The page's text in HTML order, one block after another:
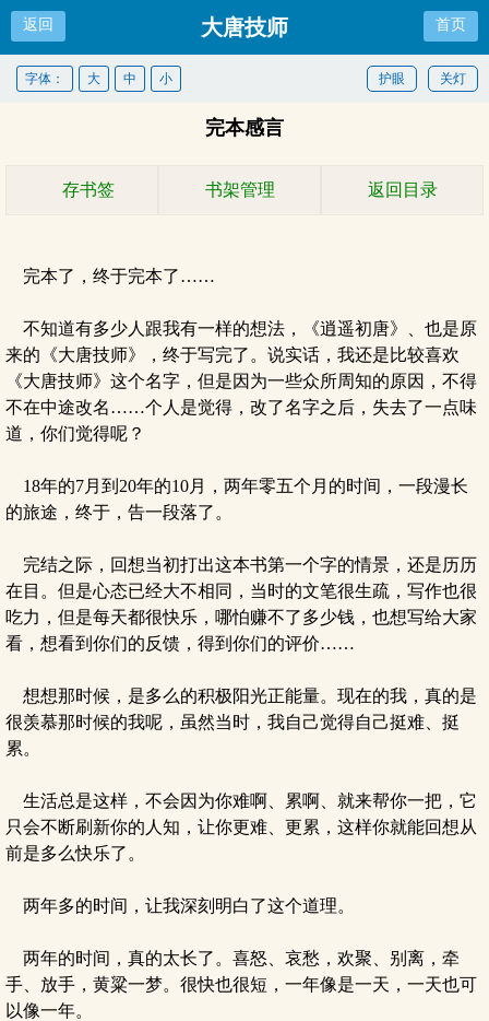
返回 大唐技师 首页
关灯
护眼
字体： 大 中 小
完本感言
存书签 书架管理 返回目录
完本了，终于完本了……
不知道有多少人跟我有一样的想法，《逍遥初唐》、也是原
来的《大唐技师》，终于写完了。说实话，我还是比较喜欢
《大唐技师》这个名字，但是因为一些众所周知的原因，不得
不在中途改名……个人是觉得，改了名字之后，失去了一点味
道，你们觉得呢？
18年的7月到20年的10月，两年零五个月的时间，一段漫长
的旅途，终于，告一段落了。
完结之际，回想当初打出这本书第一个字的情景，还是历历
在目。但是心态已经大不相同，当时的文笔很生疏，写作也很
吃力，但是每天都很快乐，哪怕赚不了多少钱，也想写给大家
看，想看到你们的反馈，得到你们的评价……
想想那时候，是多么的积极阳光正能量。现在的我，真的是
很羡慕那时候的我呢，虽然当时，我自己觉得自己挺难、挺
累。
生活总是这样，不会因为你难啊、累啊、就来帮你一把，它
只会不断刷新你的人知，让你更难、更累，这样你就能回想从
前是多么快乐了。
两年多的时间，让我深刻明白了这个道理。
两年的时间，真的太长了。喜怒、哀愁，欢聚、别离，牵
手、放手，黄粱一梦。很快也很短，一年像是一天，一天也可
以像一年。